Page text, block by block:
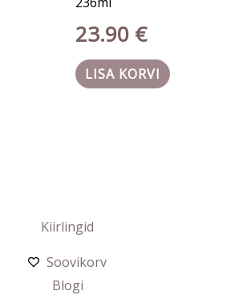
23.90 €
LISA KORVI
Kiirlingid
Soovikorv
Blogi